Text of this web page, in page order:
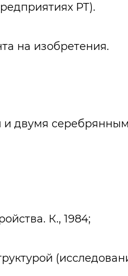
РТ).
на изобретения.
и двумя
К., 1984;